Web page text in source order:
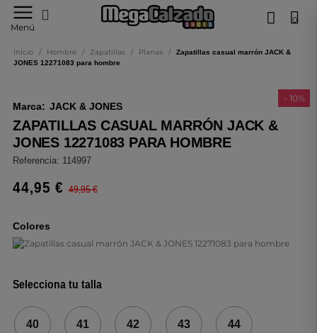
Menú
online
0
Inicio / Hombre / Zapatillas / Planas /
Zapatillas casual marrón JACK &
JONES 12271083 para hombre
- 10%
Marca: JACK & JONES
ZAPATILLAS CASUAL MARRÓN JACK &
JONES 12271083 PARA HOMBRE
Referencia: 114997
44,95 € 49,95 €
Colores
Selecciona tu talla
40 41 42 43 44